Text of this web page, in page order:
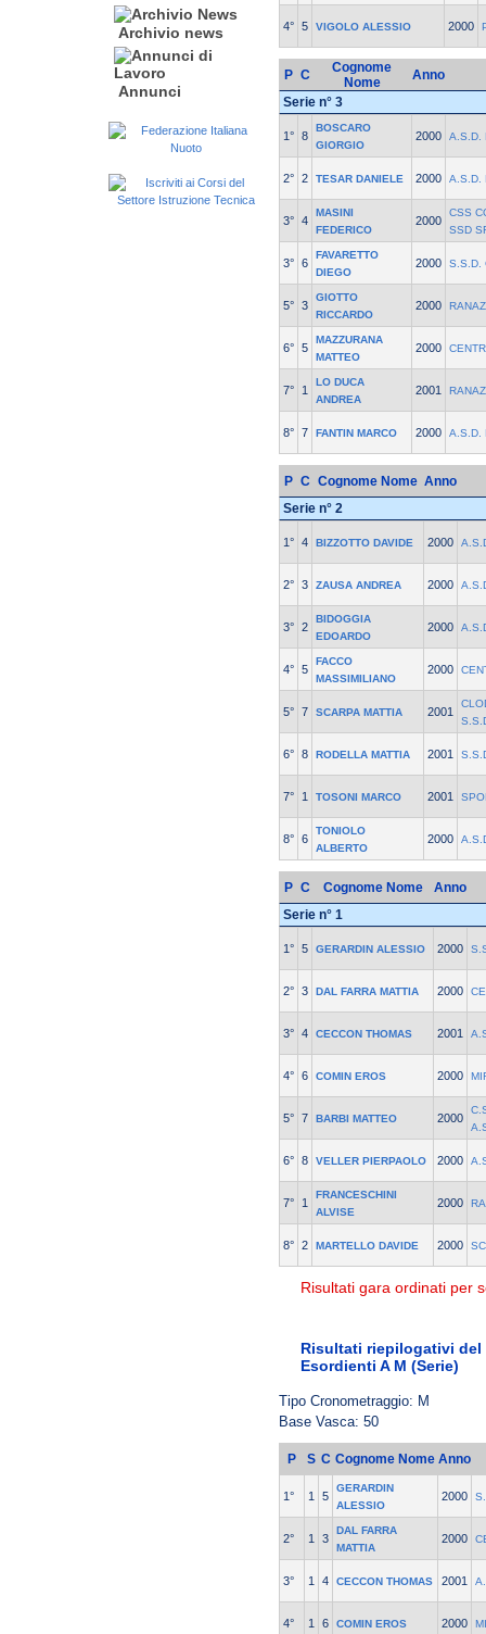
Archivio news
Annunci
4° 5 VIGOLO ALESSIO 2000
P C
Cognome
Nome
Anno
Serie n° 3
1° 8
BOSCARO
GIORGIO
2000 A.S.D.
2° 2 TESAR DANIELE 2000 A.S.D.
3° 4
MASINI
FEDERICO
2000
CSS
SSD
3° 6
FAVARETTO
DIEGO
2000 S.S.D.
5° 3
GIOTTO
RICCARDO
2000
6° 5
MAZZURANA
MATTEO
2000
7° 1
LO DUCA
ANDREA
2001
8° 7 FANTIN MARCO 2000 A.S.D.
P C Cognome Nome Anno
Serie n° 2
1° 4 BIZZOTTO DAVIDE 2000
2° 3 ZAUSA ANDREA 2000
3° 2
BIDOGGIA
EDOARDO
2000
4° 5
FACCO
MASSIMILIANO
2000
5° 7 SCARPA MATTIA 2001
6° 8 RODELLA MATTIA 2001
7° 1 TOSONI MARCO 2001
8° 6
TONIOLO
ALBERTO
2000
P C Cognome Nome
Anno
Serie n° 1
1° 5 GERARDIN ALESSIO 2000
2° 3 DAL FARRA MATTIA 2000
3° 4 CECCON THOMAS 2001
4° 6 COMIN EROS 2000
5° 7 BARBI MATTEO 2000
6° 8 VELLER PIERPAOLO 2000
7° 1
FRANCESCHINI
ALVISE
2000
8° 2 MARTELLO DAVIDE 2000
Risultati gara ordinati per
Risultati riepilogativi del
Esordienti A M (Serie)
Tipo Cronometraggio: M
Base Vasca: 50
P S C Cognome Nome Anno
1° 1 5
GERARDIN
ALESSIO
2000
2° 1 3
DAL FARRA
MATTIA
2000
3° 1 4 CECCON THOMAS 2001
4° 1 6 COMIN EROS 2000